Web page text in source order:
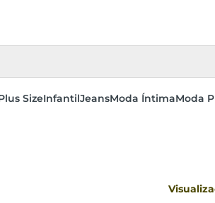
SizeInfantilJeansModa ÍntimaModa